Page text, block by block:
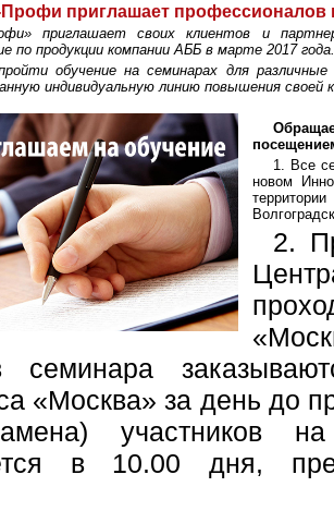
приглашает профессионалов
приглашает своих клиентов и
по продукции компании АББ в марте 2017 года.
обучение на семинарах для
индивидуальную линию повышения
1. Все
новом
2.
семинара
«Москва» за день до
участников
в 10.00 дня,